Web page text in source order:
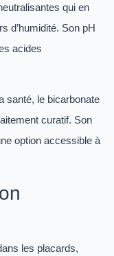
qui en
d’humidité. Son pH
acides
santé, le bicarbonate
curatif. Son
option accessible à
les placards,